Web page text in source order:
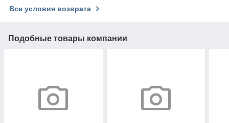
Все условия возврата
Подобные товары компании